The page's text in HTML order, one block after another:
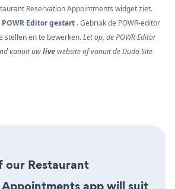
Reservation Appointments widget ziet.
POWR Editor gestart . Gebruik de POWR-editor
stellen en te bewerken.Let op, de POWR Editor
vanuit uwlivewebsite of vanuit de Duda Site
our Restaurant